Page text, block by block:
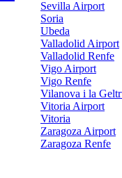
Sevilla Airport
Soria
Ubeda
Valladolid Airport
Valladolid Renfe
Vigo Airport
Vigo Renfe
Vilanova i la
Vitoria Airport
Vitoria
Zaragoza Airport
Zaragoza Renfe